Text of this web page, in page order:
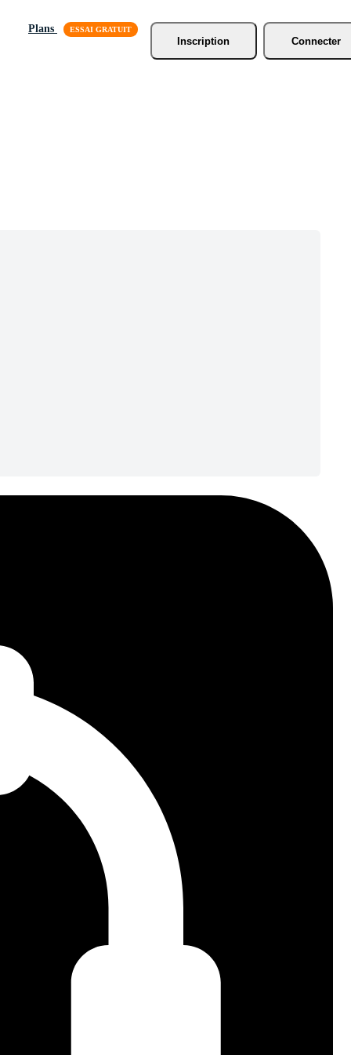
Plans
Inscription
Connecter